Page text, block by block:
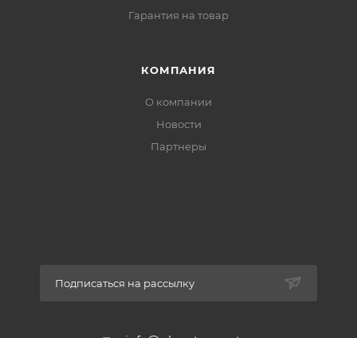
Гарантия на товар
КОМПАНИЯ
О компании
Новости
Партнеры
Подписаться на рассылку